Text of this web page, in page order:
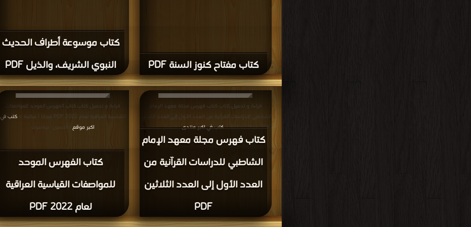
كتاب موسوعة أطراف الحديث
النبوي الشريف، والذيل PDF
كتاب مفتاح كنوز السنة PDF
كتاب الفهرس الموحد
للمواصفات القياسية العراقية
لعام 2022 PDF
قراءة و تحميل كتاب كتاب الفهرس الموحد للمواصفات
القياسية العراقية لعام 2022 PDF مجانا | مكتبة >
كتب في
اكبر موقع
| التحميل : مرة/مرات
كتاب فهرس مجلة معهد الإمام
الشاطبي للدراسات القرآنية من
العدد الأول إلى العدد الثلاثين
PDF
قراءة و تحميل كتاب كتاب فهرس مجلة معهد الإمام
الشاطبي للدراسات القرآنية من العدد الأول إلى العدد الثلاثين
PDF مجانا | مكتبة >
كتب في اكبر منتدى| التحميل : مرة/مرات